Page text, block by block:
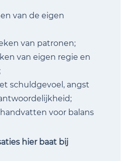
van de eigen
van patronen;
van eigen regie en
schuldgevoel, angst
voor balans
hier baat bij